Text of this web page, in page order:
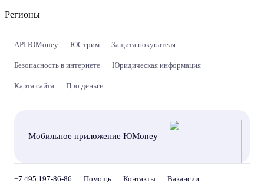
Регионы
API ЮMoney ЮСтрим Защита покупателя
Безопасность в интернете Юридическая информация
Карта сайта Про деньги
Мобильное приложение ЮMoney
+7 495 197-86-86 Помощь Контакты Вакансии